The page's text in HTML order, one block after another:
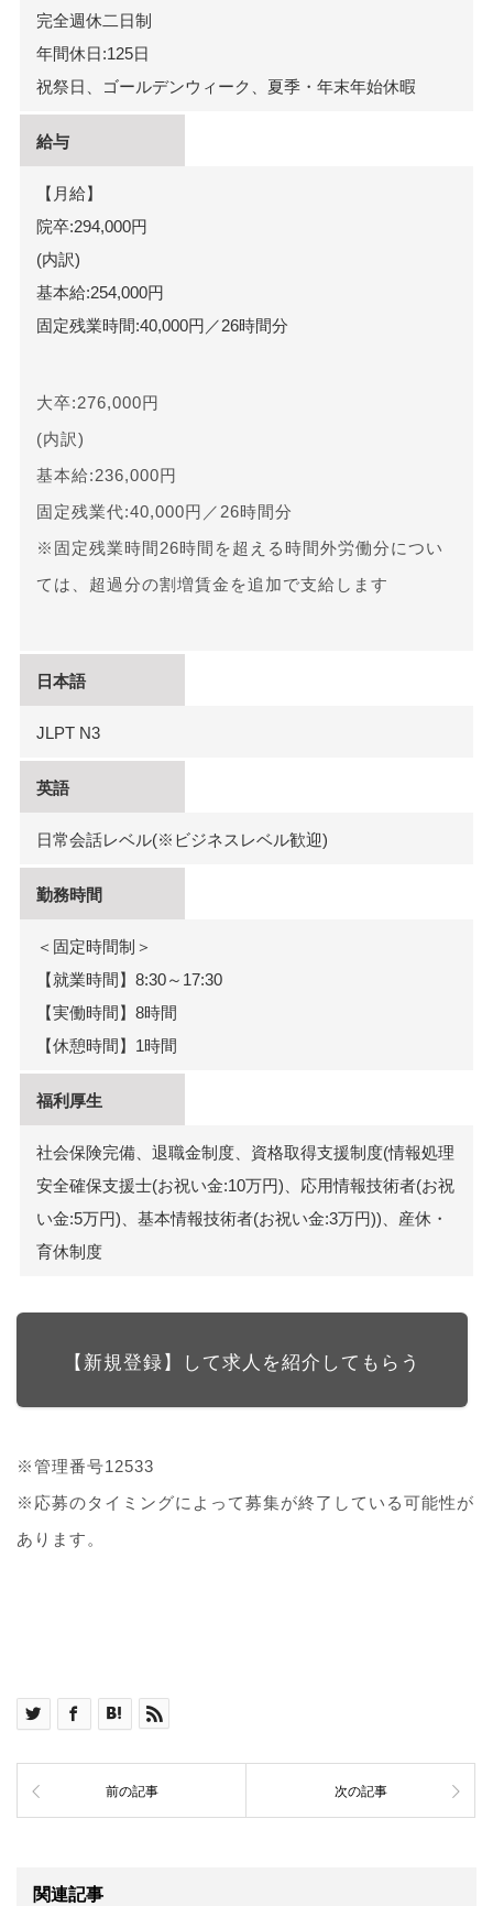
完全週休二日制
年間休日:125日
祝祭日、ゴールデンウィーク、夏季・年末年始休暇
給与
【月給】
院卒:294,000円
(内訳)
基本給:254,000円
固定残業時間:40,000円／26時間分
大卒:276,000円
(内訳)
基本給:236,000円
固定残業代:40,000円／26時間分
※固定残業時間26時間を超える時間外労働分につい
ては、超過分の割増賃金を追加で支給します
日本語
JLPT N3
英語
日常会話レベル(※ビジネスレベル歓迎)
勤務時間
＜固定時間制＞
【就業時間】8:30～17:30
【実働時間】8時間
【休憩時間】1時間
福利厚生
社会保険完備、退職金制度、資格取得支援制度(情報処理
安全確保支援士(お祝い金:10万円)、応用情報技術者(お祝
い金:5万円)、基本情報技術者(お祝い金:3万円))、産休・
育休制度
【新規登録】して求人を紹介してもらう
※管理番号12533
※応募のタイミングによって募集が終了している可能性が
あります。
前の記事 次の記事
関連記事